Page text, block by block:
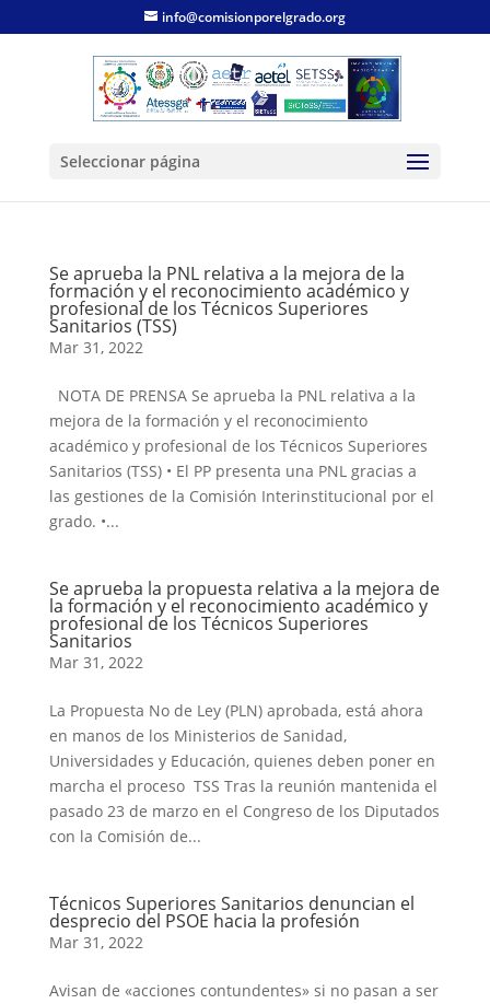
info@comisionporelgrado.org
Seleccionar página
Se aprueba la PNL relativa a la mejora de la
formación y el reconocimiento académico y
profesional de los Técnicos Superiores
Sanitarios (TSS)
Mar 31, 2022
NOTA DE PRENSA Se aprueba la PNL relativa a la
mejora de la formación y el reconocimiento
académico y profesional de los Técnicos Superiores
Sanitarios (TSS) • El PP presenta una PNL gracias a
las gestiones de la Comisión Interinstitucional por el
grado. •...
Se aprueba la propuesta relativa a la mejora de
la formación y el reconocimiento académico y
profesional de los Técnicos Superiores
Sanitarios
Mar 31, 2022
La Propuesta No de Ley (PLN) aprobada, está ahora
en manos de los Ministerios de Sanidad,
Universidades y Educación, quienes deben poner en
marcha el proceso TSS Tras la reunión mantenida el
pasado 23 de marzo en el Congreso de los Diputados
con la Comisión de...
Técnicos Superiores Sanitarios denuncian el
desprecio del PSOE hacia la profesión
Mar 31, 2022
Avisan de «acciones contundentes» si no pasan a ser